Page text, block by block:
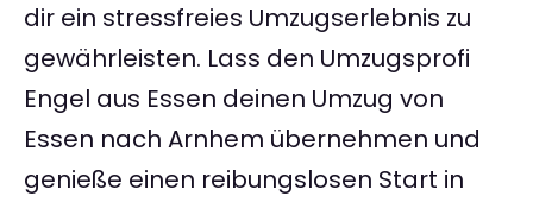
dir ein stressfreies Umzugserlebnis zu
gewährleisten. Lass den Umzugsprofi
Engel aus Essen deinen Umzug von
Essen nach Arnhem übernehmen und
genieße einen reibungslosen Start in